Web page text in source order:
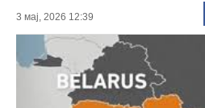
3 мај, 2026 12:39